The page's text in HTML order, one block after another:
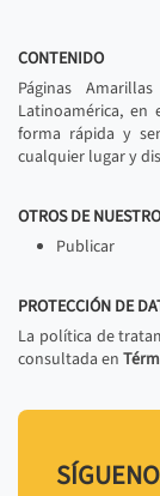
CONTENIDO
Páginas
Latinoamérica,
forma rápida y
cualquier lugar y
OTROS DE
Publicar
PROTECCIÓN DE
La política de
consultada en